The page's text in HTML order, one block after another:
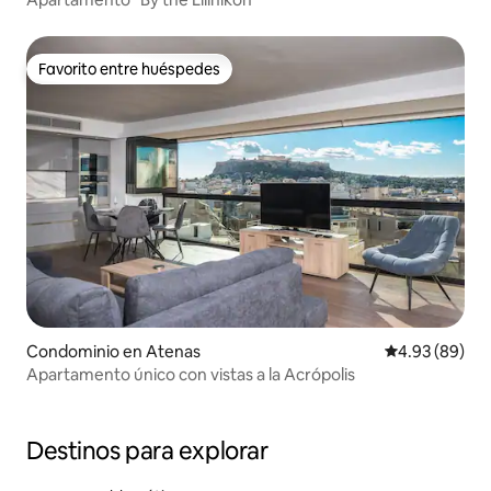
Favorito entre huéspedes
Favorito entre huéspedes
Condominio en Atenas Calificación
4.93 (89)
Apartamento único con vistas a la Acrópolis
Destinos para explorar